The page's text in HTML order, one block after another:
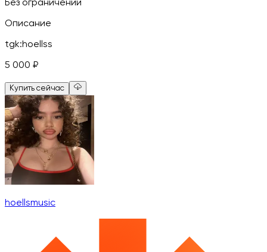
Без ограничений
Описание
tgk:hoellss
5 000 ₽
Купить сейчас
hoellsmusic